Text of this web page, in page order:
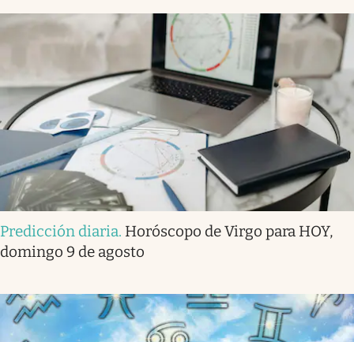
Predicción diaria. Horóscopo de Virgo para HOY,
domingo 9 de agosto